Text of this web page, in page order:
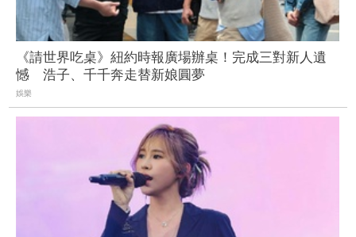
《請世界吃桌》紐約時報廣場辦桌！完成三對新人遺
憾 浩子、千千奔走替新娘圓夢
娛樂